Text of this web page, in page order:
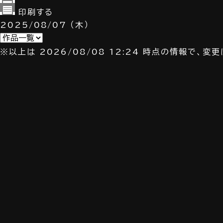
印刷する
2025/08/07
（木）
※以上は 2026/08/08 12:24 時点の情報で、変更に